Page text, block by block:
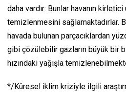
daha vardır: Bunlar havanın
temizlenmesini sağlamaktadırlar.
havada bulunan parçacıklardan
gibi çözülebilir gazların büyük bir
hızındaki yağışla
*/Küresel iklim kriziyle ilgili